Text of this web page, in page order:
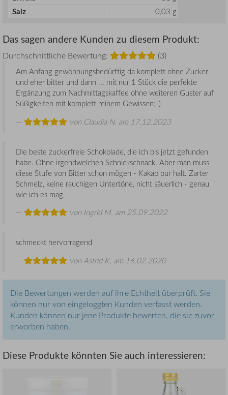
Salz 0,03 g
Das sagen andere Kunden zu diesem Produkt:
Durchschnittliche Bewertung: (3)
Am Anfang gewöhnungsbedürftig da komplett ohne Zucker
und eher bitter und dann ... mit nur 1 Stück die perfekte
Ergänzung zum Nachmittagskaffee ohne weiteren Guster auf
Süßigkeiten mit komplett reinem Gewissen;-)
von Claudia N. am 17.12.2023
Die beste zuckerfreie Schokolade, die ich bis jetzt gefunden
habe. Ohne irgendwelchen Schnickschnack. Aber man muss
diese Stufe von Bitter schon mögen - Kakao pur halt. Zarter
Schmelz, keine rauchigen Untertöne, nicht säuerlich - genau
wie ich es mag.
von Ingrid M. am 25.09.2022
schmeckt hervorragend
von Astrid K. am 16.02.2020
Die Bewertungen werden auf ihre Echtheit überprüft. Sie
können nur von eingeloggten Kunden verfasst werden.
Kunden können nur jene Produkte bewerten, die sie zuvor
erworben haben.
Diese Produkte könnten Sie auch interessieren: